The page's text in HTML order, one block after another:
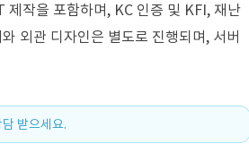
작을 포함하며, KC 인증 및 KFI, 재난
외관 디자인은 별도로 진행되며, 서버
받으세요.